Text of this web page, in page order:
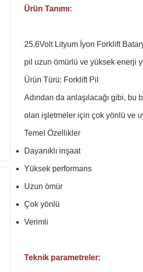
Ürün Tanımı:
25.6Volt Lityum İyon Forklift
pil uzun ömürlü ve yüksek enerji
Ürün Türü: Forklift Pil
Adından da anlaşılacağı gibi, bu
olan işletmeler için çok yönlü ve
Temel Özellikler
Dayanıklı inşaat
Yüksek performans
Uzun ömür
Çok yönlü
Verimli
Teknik parametreler: